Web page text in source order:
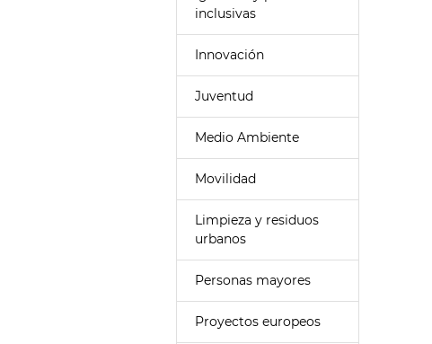
inclusivas
Innovación
Juventud
Medio Ambiente
Movilidad
Limpieza y residuos
urbanos
Personas mayores
Proyectos europeos